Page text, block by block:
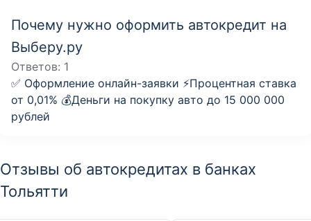
Почему нужно оформить автокредит на
Выберу.ру
Ответов: 1
✅ Оформление онлайн-заявки ⚡️Процентная ставка
от 0,01% 💰Деньги на покупку авто до 15 000 000
рублей
Отзывы об автокредитах в банках
Тольятти